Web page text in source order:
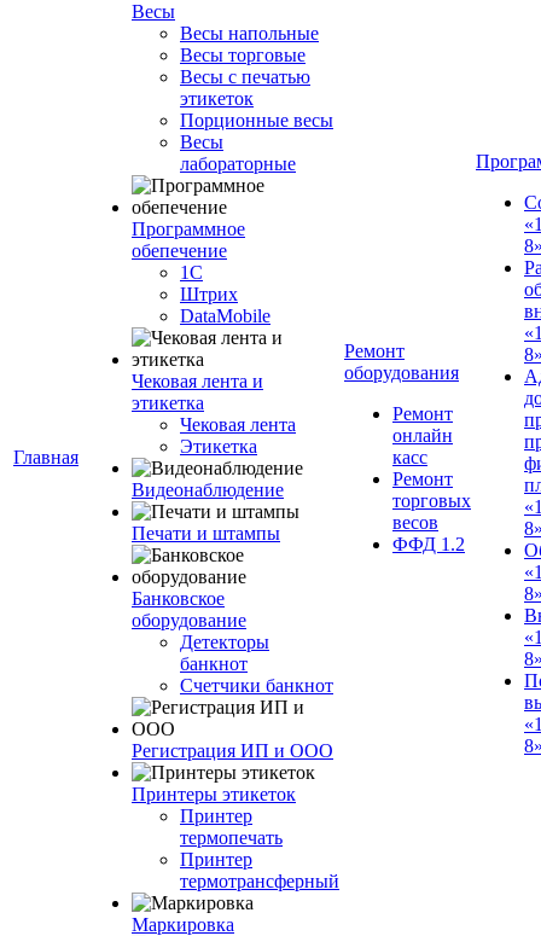
Главная
Весы
Весы напольные
Весы торговые
Весы с печатью
этикеток
Порционные весы
Весы
лабораторные
Программное
обепечение
1С
Штрих
DataMobile
Чековая лента и
этикетка
Чековая лента
Этикетка
Видеонаблюдение
Печати и штампы
Банковское
оборудование
Детекторы
банкнот
Счетчики банкнот
Регистрация ИП и ООО
Принтеры этикеток
Принтер
термопечать
Принтер
термотрансферный
Маркировка
Ремонт
оборудования
Ремонт
онлайн
касс
Ремонт
торговых
весов
ФФД 1.2